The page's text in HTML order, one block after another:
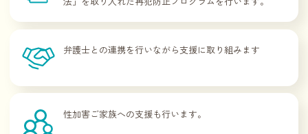
弁護士との連携を行いながら支援に取り組みます
性加害ご家族への支援も行います。